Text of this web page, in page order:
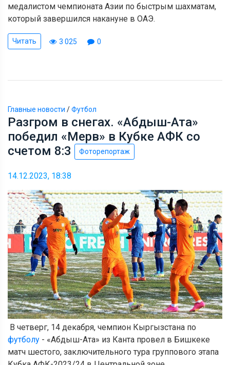
медалистом чемпионата Азии по быстрым шахматам,
который завершился накануне в ОАЭ.
Читать 3 025 0
Главные новости /Футбол
Разгром в снегах. «Абдыш-Ата»
победил «Мерв» в Кубке АФК со
счетом 8:3
Фоторепортаж
14.12.2023, 18:38
В четверг, 14 декабря, чемпион Кыргызстана по
футболу - «Абдыш-Ата» из Канта провел в Бишкеке
матч шестого, заключительного тура группового этапа